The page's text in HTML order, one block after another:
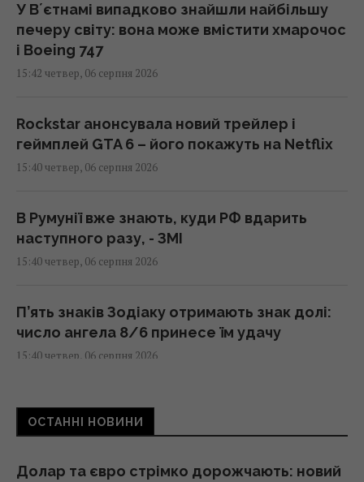
У Вʼєтнамі випадково знайшли найбільшу
печеру світу: вона може вмістити хмарочос
і Boeing 747
15:42 четвер, 06 серпня 2026
Rockstar анонсувала новий трейлер і
геймплей GTA 6 – його покажуть на Netflix
15:40 четвер, 06 серпня 2026
В Румунії вже знають, куди РФ вдарить
наступного разу, - ЗМІ
15:40 четвер, 06 серпня 2026
П’ять знаків Зодіаку отримають знак долі:
число ангела 8/6 принесе їм удачу
15:40 четвер, 06 серпня 2026
Українець у Німеччині шпигував за
оборонним підприємством, його
15:34 четвер, 06 серпня 2026
ОСТАННІ НОВИНИ
Долар та євро стрімко дорожчають: новий